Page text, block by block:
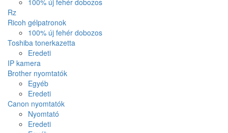
100% új fehér dobozos
Rz
Ricoh gélpatronok
100% új fehér dobozos
Toshiba tonerkazetta
Eredeti
IP kamera
Brother nyomtatók
Egyéb
Eredeti
Canon nyomtatók
Nyomtató
Eredeti